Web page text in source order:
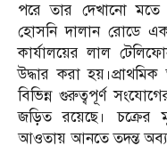
পরে তার দেখানো মতে
হোসনি দালান রোডে
কার্যালয়ের লাল
উদ্ধার করা হয়।প্রাথমিক
বিভিন্ন গুরুত্বপূর্ণ
জড়িত রয়েছে।
আওতায় আনতে তদন্ত